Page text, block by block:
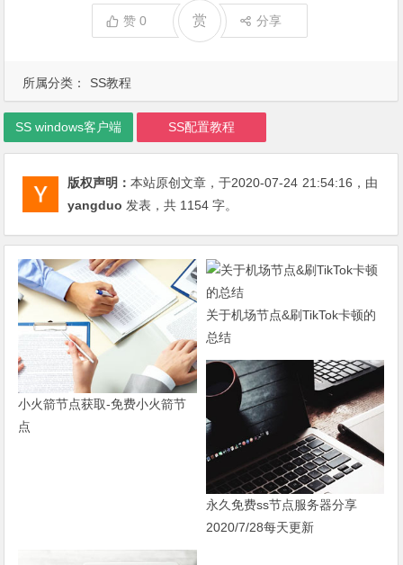
所属分类： SS教程
赞0 赏 分享
SS windows客户端 SS配置教程
版权声明：本站原创文章，于2020-07-24 21:54:16 ，由
yangduo 发表，共 1154 字。
小火箭节点获取-免费小火箭节
点
关于机场节点&刷TikTok卡顿的
总结
永久免费ss节点服务器分享
2020/7/28每天更新